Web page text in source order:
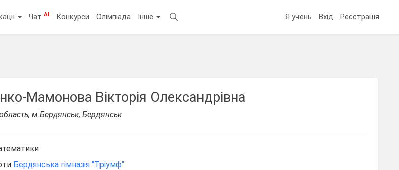
ЧатAI Конкурси Олімпіада Інше Я учень Вхід Реєстрація
Мамонова Вікторія Олександрівна
м.Бердянськ, Бердянськ
Бердянська гімназія "Тріумф"